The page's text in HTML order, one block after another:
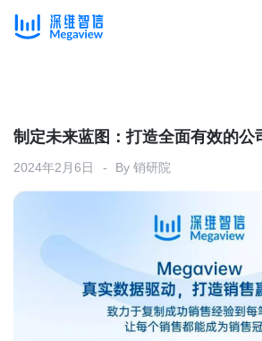
产品总览
产品集成
解决方案
按行业
消费医疗
客户案例
制定未来蓝图：打造全面有效的公
2024年2月6日 By 销研院